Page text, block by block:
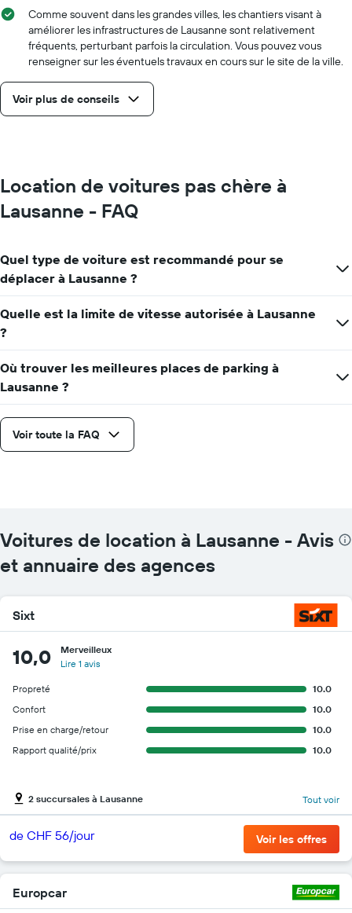
Comme souvent dans les grandes villes, les chantiers visant à
améliorer les infrastructures de Lausanne sont relativement
fréquents, perturbant parfois la circulation. Vous pouvez vous
renseigner sur les éventuels travaux en cours sur le site de la ville.
Voir plus de conseils
Location de voitures pas chère à
Lausanne - FAQ
Quel type de voiture est recommandé pour se
déplacer à Lausanne ?
Quelle est la limite de vitesse autorisée à Lausanne
?
Où trouver les meilleures places de parking à
Lausanne ?
Voir toute la FAQ
Voitures de location à Lausanne - Avis
et annuaire des agences
Sixt
10,0
Merveilleux
Lire 1 avis
Propreté
10.0
Confort
10.0
Prise en charge/retour
10.0
Rapport qualité/prix
10.0
2 succursales à Lausanne Tout voir
de CHF 56/jour Voir les offres
Europcar